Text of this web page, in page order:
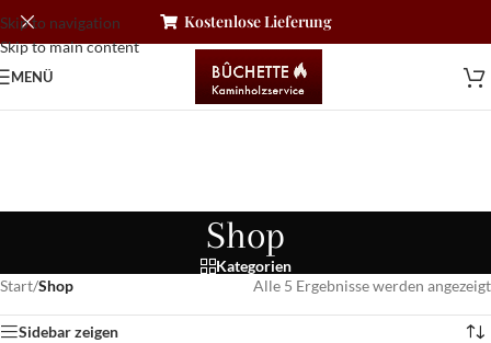
Skip to navigation
Skip to main content
Kostenlose Lieferung
MENÜ
Shop
Kategorien
Start/Shop Alle 5 Ergebnisse werden angezeigt
Sidebar zeigen